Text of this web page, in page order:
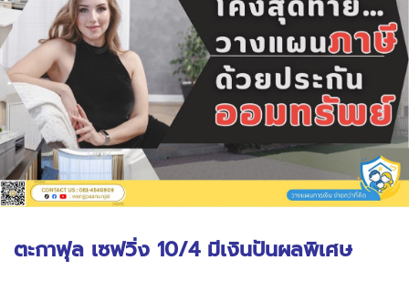
ตะกาฟุล เซฟวิ่ง 10/4 มีเงินปันผลพิเศษ